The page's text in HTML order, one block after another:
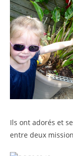
Ils ont adorés et
entre deux